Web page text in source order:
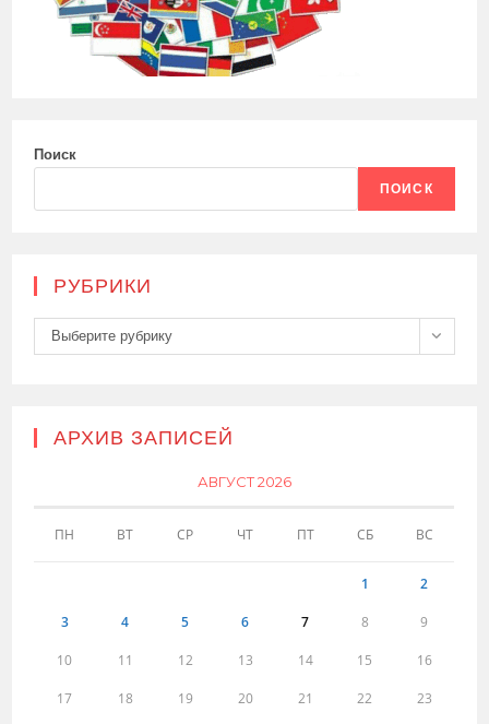
Поиск
ПОИСК
РУБРИКИ
Рубрики
Выберите рубрику
АРХИВ ЗАПИСЕЙ
АВГУСТ 2026
ПН ВТ СР ЧТ ПТ СБ ВС
1 2
3 4 5 6 7 8 9
10 11 12 13 14 15 16
17 18 19 20 21 22 23